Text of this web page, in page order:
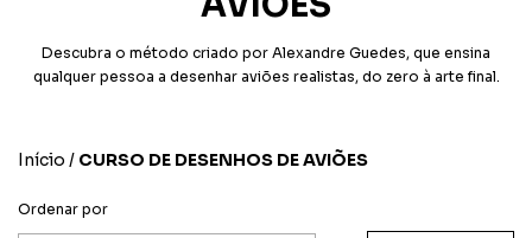
Descubra o método criado por Alexandre Guedes, que ensina
qualquer pessoa a desenhar aviões realistas, do zero à arte final.
Início / CURSO DE DESENHOS DE AVIÕES
Ordenar por